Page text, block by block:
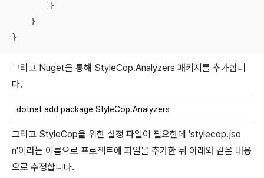
        }
    }
}
그리고 Nuget을 통해 StyleCop.Analyzers 패키지를 추가합니
다.
dotnet add package StyleCop.Analyzers
그리고 StyleCop을 위한 설정 파일이 필요한데 'stylecop.jso
n'이라는 이름으로 프로젝트에 파일을 추가한 뒤 아래와 같은 내용
으로 수정합니다.